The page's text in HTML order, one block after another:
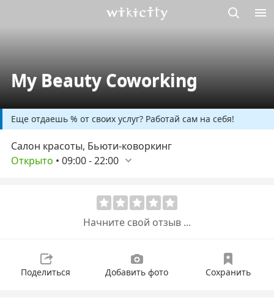
My Beauty Coworking
Еще отдаешь % от своих услуг? Работай сам на себя!
Салон красоты, Бьюти-коворкинг
Открыто • 09:00-22:00
Начните свой отзыв ...
Поделиться Добавить фото Сохранить